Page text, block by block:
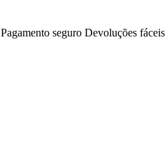
Pagamento seguro Devoluções fáceis